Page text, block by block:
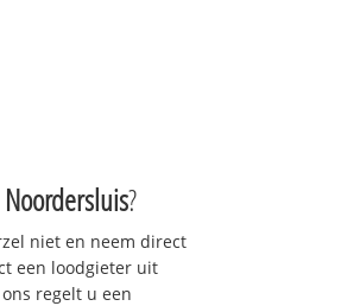
?
niet en neem direct
een loodgieter uit
regelt u een